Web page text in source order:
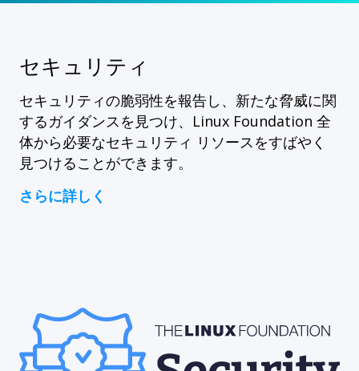
セキュリティ
セキュリティの脆弱性を報告し、新たな脅威に関
するガイダンスを見つけ、Linux Foundation 全
体から必要なセキュリティ リソースをすばやく
見つけることができます。
さらに詳しく